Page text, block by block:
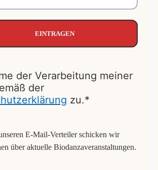
der Verarbeitung meiner
der
zu.*
E-Mail-Verteiler schicken wir
über aktuelle Biodanzaveranstaltungen.